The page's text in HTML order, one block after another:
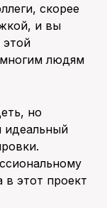
скорее
и вы
этой
людям
но
идеальный
в этот проект